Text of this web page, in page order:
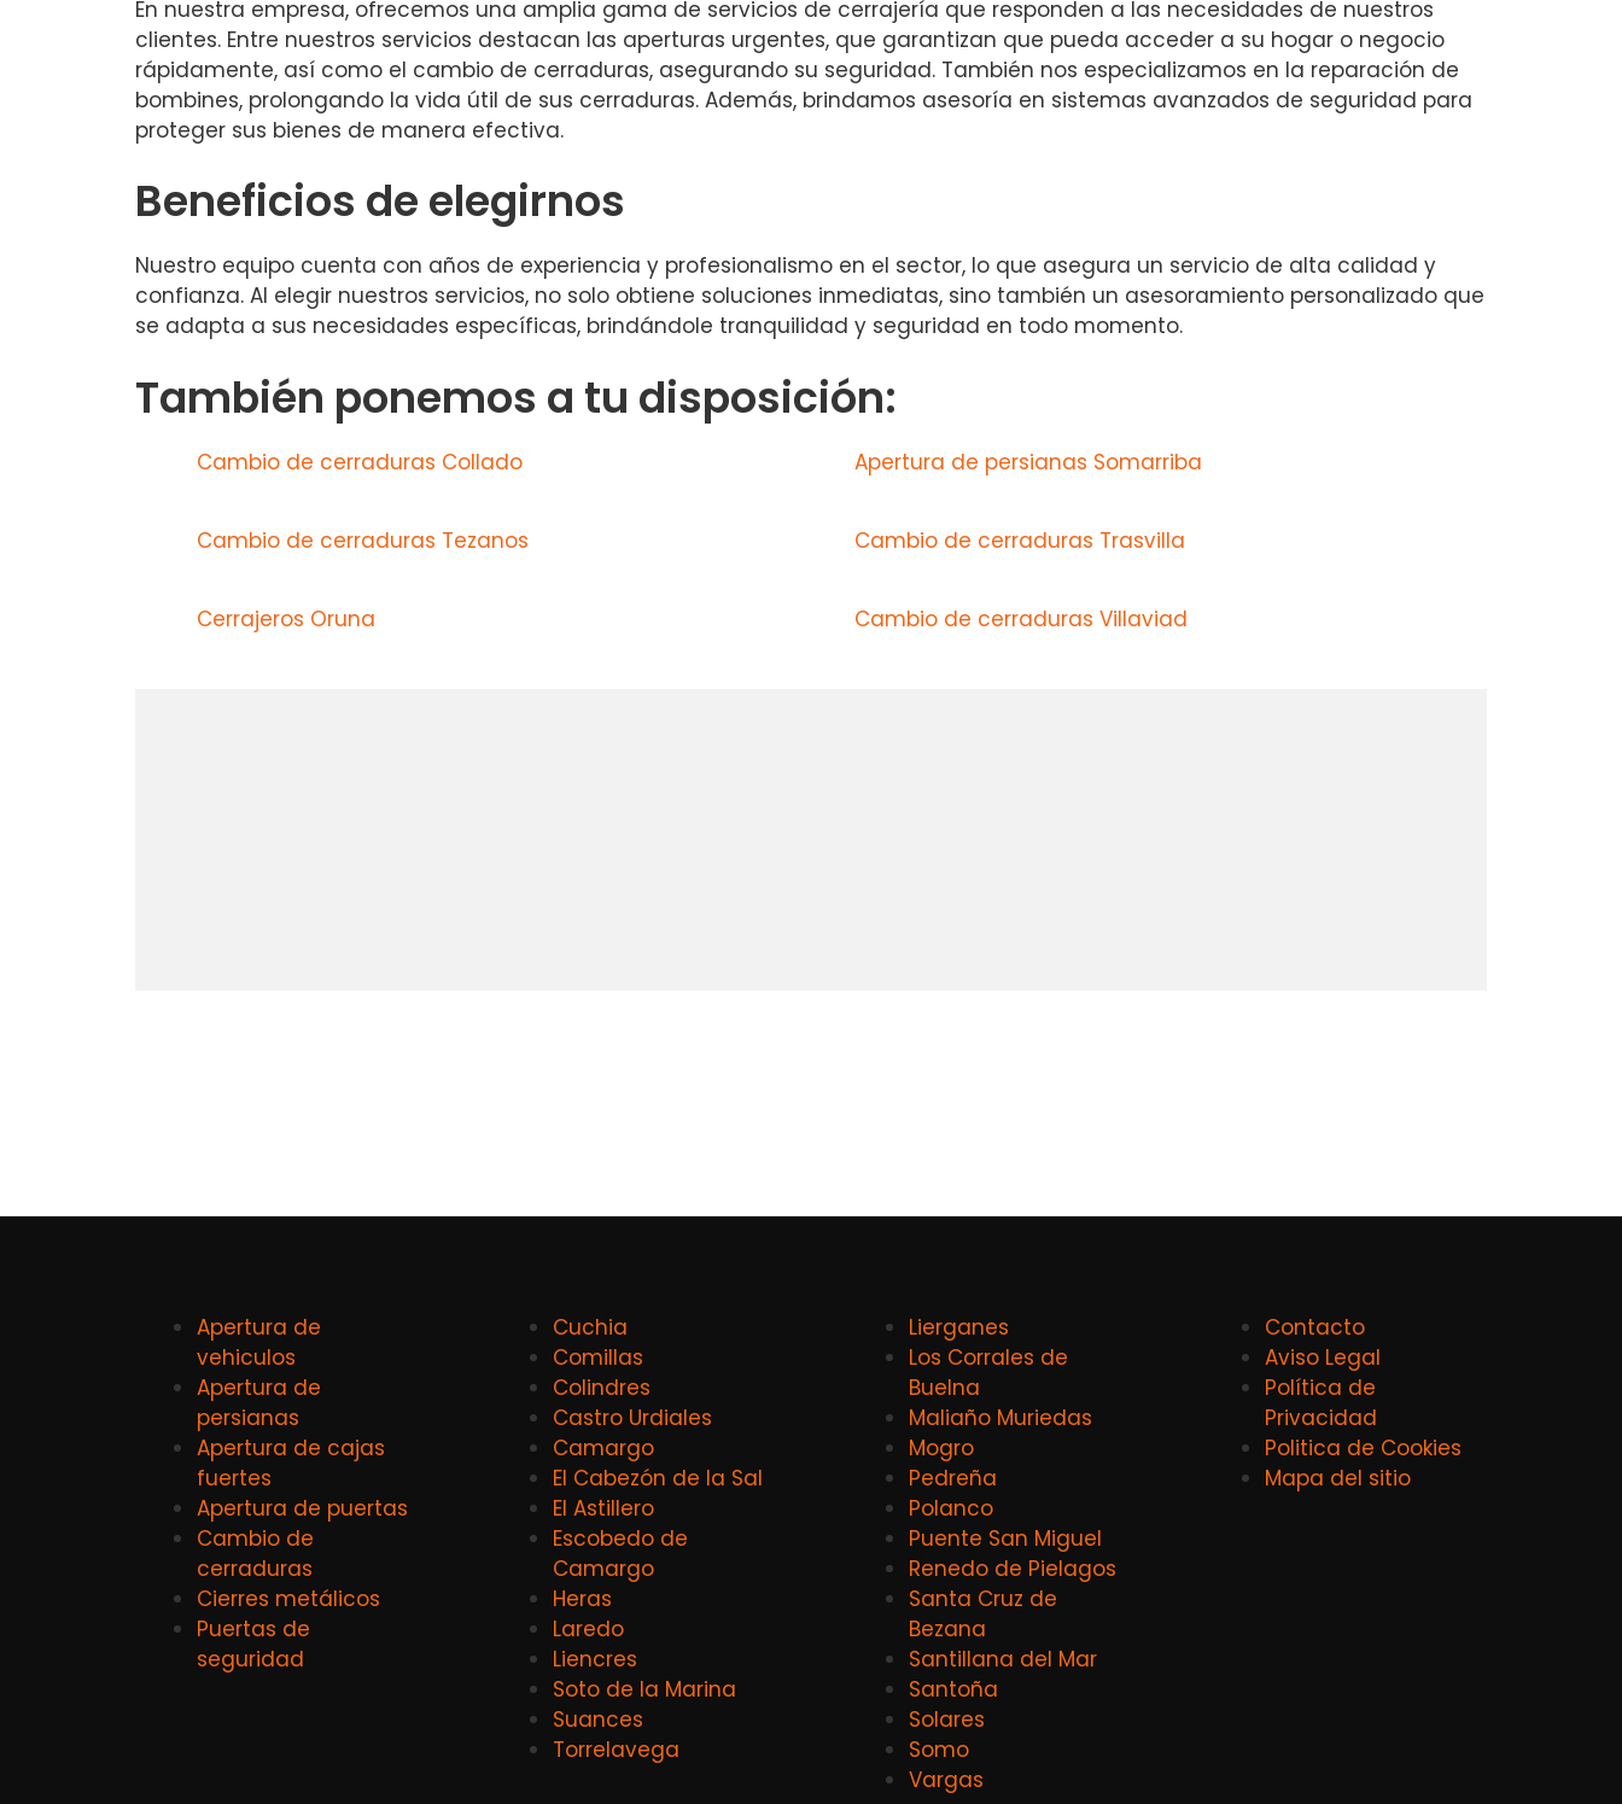
En nuestra empresa, ofrecemos una amplia gama de servicios de cerrajería que responden a las necesidades de nuestros
clientes. Entre nuestros servicios destacan las aperturas urgentes, que garantizan que pueda acceder a su hogar o negocio
rápidamente, así como el cambio de cerraduras, asegurando su seguridad. También nos especializamos en la reparación de
bombines, prolongando la vida útil de sus cerraduras. Además, brindamos asesoría en sistemas avanzados de seguridad para
proteger sus bienes de manera efectiva.
Beneficios de elegirnos
Nuestro equipo cuenta con años de experiencia y profesionalismo en el sector, lo que asegura un servicio de alta calidad y
confianza. Al elegir nuestros servicios, no solo obtiene soluciones inmediatas, sino también un asesoramiento personalizado que
se adapta a sus necesidades específicas, brindándole tranquilidad y seguridad en todo momento.
También ponemos a tu disposición:
Cambio de cerraduras Collado Apertura de persianas Somarriba
Cambio de cerraduras Tezanos Cambio de cerraduras Trasvilla
Cerrajeros Oruna Cambio de cerraduras Villaviad
Apertura de
vehiculos
Apertura de
persianas
Apertura de cajas
fuertes
Apertura de puertas
Cambio de
cerraduras
Cierres metálicos
Puertas de
seguridad
Cuchia
Comillas
Colindres
Castro Urdiales
Camargo
El Cabezón de la Sal
El Astillero
Escobedo de
Camargo
Heras
Laredo
Liencres
Soto de la Marina
Suances
Torrelavega
Lierganes
Los Corrales de
Buelna
Maliaño Muriedas
Mogro
Pedreña
Polanco
Puente San Miguel
Renedo de Pielagos
Santa Cruz de
Bezana
Santillana del Mar
Santoña
Solares
Somo
Vargas
Contacto
Aviso Legal
Política de
Privacidad
Politica de Cookies
Mapa del sitio